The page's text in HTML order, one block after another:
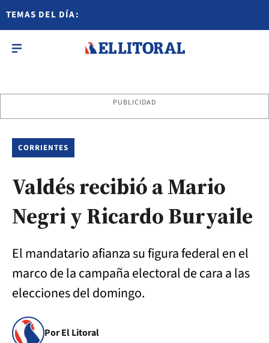
TEMAS DEL DÍA:
PUBLICIDAD
CORRIENTES
Valdés recibió a Mario
Negri y Ricardo Buryaile
El mandatario afianza su figura federal en el
marco de la campaña electoral de cara a las
elecciones del domingo.
Por El Litoral